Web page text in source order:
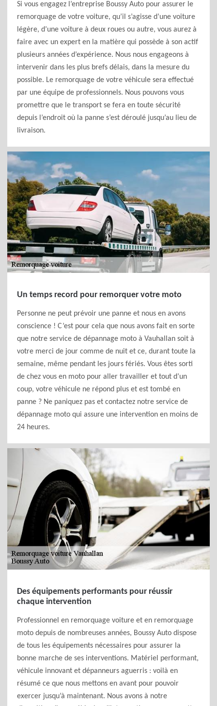
Si vous engagez l’entreprise Boussy Auto pour assurer le
remorquage de votre voiture, qu’il s’agisse d’une voiture
légère, d’une voiture à deux roues ou autre, vous aurez à
faire avec un expert en la matière qui possède à son actif
plusieurs années d’expérience. Nous nous engageons à
intervenir dans les plus brefs délais, dans la mesure du
possible. Le remorquage de votre véhicule sera effectué
par une équipe de professionnels. Nous pouvons vous
promettre que le transport se fera en toute sécurité
depuis l’endroit où la panne s’est déroulé jusqu’au lieu de
livraison.
Un temps record pour remorquer votre moto
Personne ne peut prévoir une panne et nous en avons
conscience ! C’est pour cela que nous avons fait en sorte
que notre service de dépannage moto à Vauhallan soit à
votre merci de jour comme de nuit et ce, durant toute la
semaine, même pendant les jours fériés. Vous êtes sorti
de chez vous en moto pour aller travailler et tout d’un
coup, votre véhicule ne répond plus et est tombé en
panne ? Ne paniquez pas et contactez notre service de
dépannage moto qui assure une intervention en moins de
24 heures.
Des équipements performants pour réussir
chaque intervention
Professionnel en remorquage voiture et en remorquage
moto depuis de nombreuses années, Boussy Auto dispose
de tous les équipements nécessaires pour assurer la
bonne marche de ses interventions. Matériel performant,
véhicule innovant et dépanneurs aguerris : voilà en
résumé ce que nous mettons en avant pour pouvoir
exercer jusqu’à maintenant. Nous avons à notre